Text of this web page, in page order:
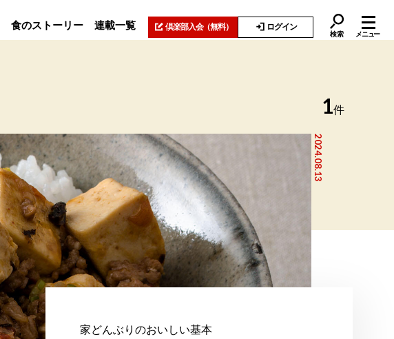
食のストーリー 連載一覧 倶楽部入会（無料） ログイン
検索 メニュー
1件
2024.08.13
家どんぶりのおいしい基本